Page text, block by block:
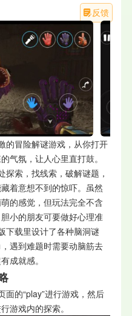
反馈
的冒险解谜游戏，从你打开
气氛，让人心里直打鼓。
索，找线索，破解谜题，
着意想不到的惊吓。虽然
的感觉，但玩法完全不含
小的朋友可要做好心理准
下载里设计了各种脑洞谜
遇到难题时需要动脑筋去
成就感。
面的“play”进行游戏，然后
游戏内的探索。